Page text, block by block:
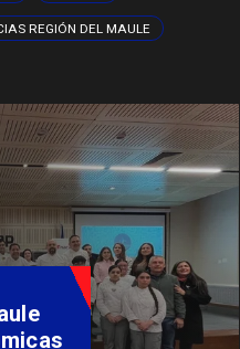
REGIÓN DEL MAULE
la